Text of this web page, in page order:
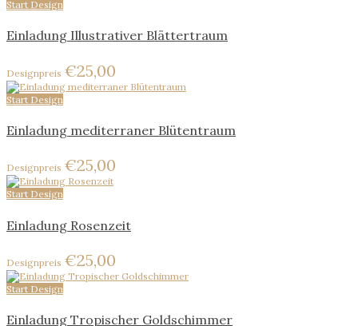
Start Design
Einladung Illustrativer Blättertraum
€25,00
Start Design
Einladung mediterraner Blütentraum
€25,00
Start Design
Einladung Rosenzeit
€25,00
Start Design
Einladung Tropischer Goldschimmer